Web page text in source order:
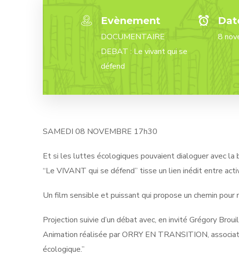
Evènement
DOCUMENTAIRE
DEBAT : Le vivant qui se
défend
8
SAMEDI 08 NOVEMBRE 17h30
Et si les luttes écologiques pouvaient dialoguer avec la
“Le VIVANT qui se défend” tisse un lien inédit entre
Un film sensible et puissant qui propose un chemin
Projection suivie d’un débat avec, en invité Grégory
Animation réalisée par ORRY EN TRANSITION,
écologique.”